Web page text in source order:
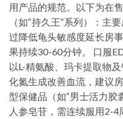
用产品的规范。以下为在
（如“持久王”系列）：主
过降低龟头敏感度延长房
果持续30-60分钟。 口服
以L-精氨酸、玛卡提取物
化氮生成改善血流，建议
型保健品（如“男士活力胶
人参皂苷，需连续服用2-